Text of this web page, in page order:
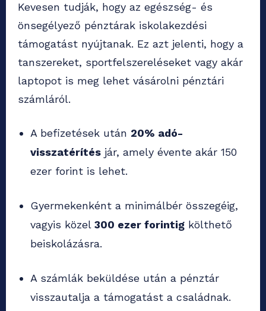
Kevesen tudják, hogy az egészség- és
önsegélyező pénztárak iskolakezdési
támogatást nyújtanak. Ez azt jelenti, hogy a
tanszereket, sportfelszereléseket vagy akár
laptopot is meg lehet vásárolni pénztári
számláról.
A befizetések után 20% adó-
visszatérítés jár, amely évente akár 150
ezer forint is lehet.
Gyermekenként a minimálbér összegéig,
vagyis közel 300 ezer forintig költhető
beiskolázásra.
A számlák beküldése után a pénztár
visszautalja a támogatást a családnak.